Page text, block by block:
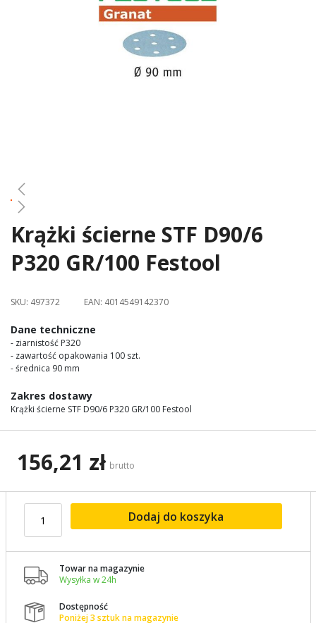
Skip
the
of
images
gallery
Krążki ścierne STF D90/6
P320 GR/100 Festool
SKU: 497372 EAN: 4014549142370
Dane techniczne
- ziarnistość P320
- zawartość opakowania 100 szt.
- średnica 90 mm
Zakres dostawy
Krążki ścierne STF D90/6 P320 GR/100 Festool
156,21 zł brutto
Dodaj do koszyka

Towar na magazynie
Wysyłka w 24h

Dostępność
Poniżej 3 sztuk na magazynie